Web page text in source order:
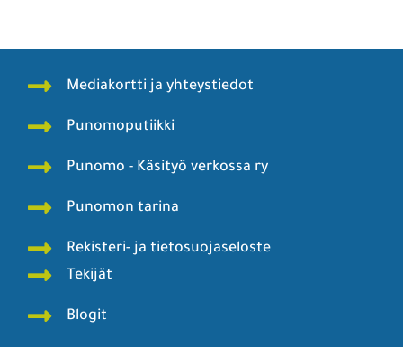
Mediakortti ja yhteystiedot
Punomoputiikki
Punomo - Käsityö verkossa ry
Punomon tarina
Rekisteri- ja tietosuojaseloste
Tekijät
Blogit